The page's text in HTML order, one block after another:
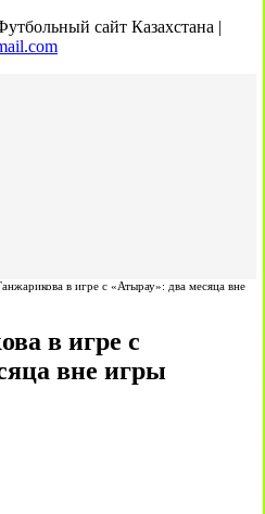
сайт Казахстана |
в игре с «Атырау»: два месяца вне
в игре с
вне игры